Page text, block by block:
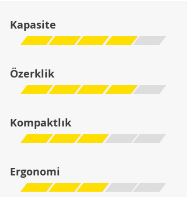
Kapasite
Özerklik
Kompaktlık
Ergonomi